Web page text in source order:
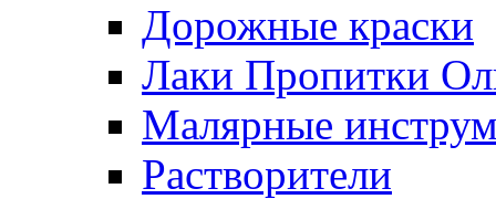
Дорожные краски
Лаки Пропитки
Малярные
Растворители